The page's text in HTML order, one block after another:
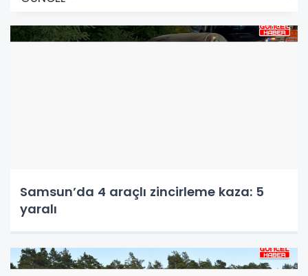
Samsun’da 4 araçlı zincirleme kaza: 5
yaralı